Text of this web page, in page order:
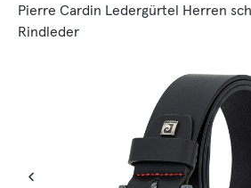
Pierre Cardin Ledergürtel Herren
Rindleder